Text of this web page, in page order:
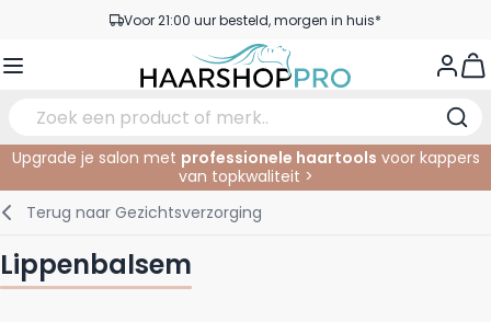
Ga naar de inhoudVoor 21:00 uur besteld, morgen in huis*
Gratis verzending vanaf €50,- excl. BTW
Verzorging
Haarkleuring
In de Salon
Kleuren
Elektrisch
Knipbenodigdheden
Gezichtsverzorging
Tanning
Wenkbrauwen
Lippen
Nagelproducten
SALE
Upgrade je salon met professionele haartools voor kappers
van topkwaliteit >
Terug naar Gezichtsverzorging
Lippenbalsem